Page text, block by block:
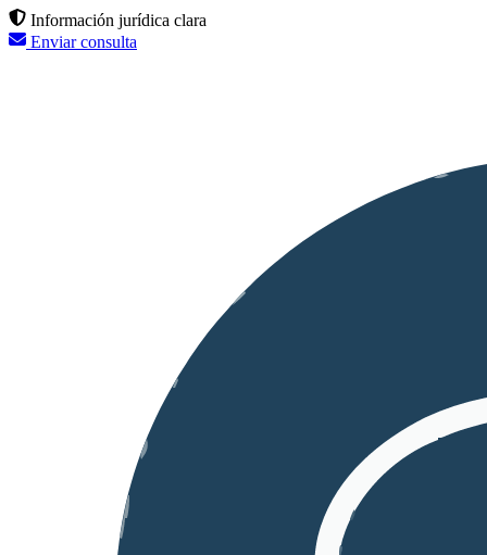
Información jurídica clara
Enviar consulta